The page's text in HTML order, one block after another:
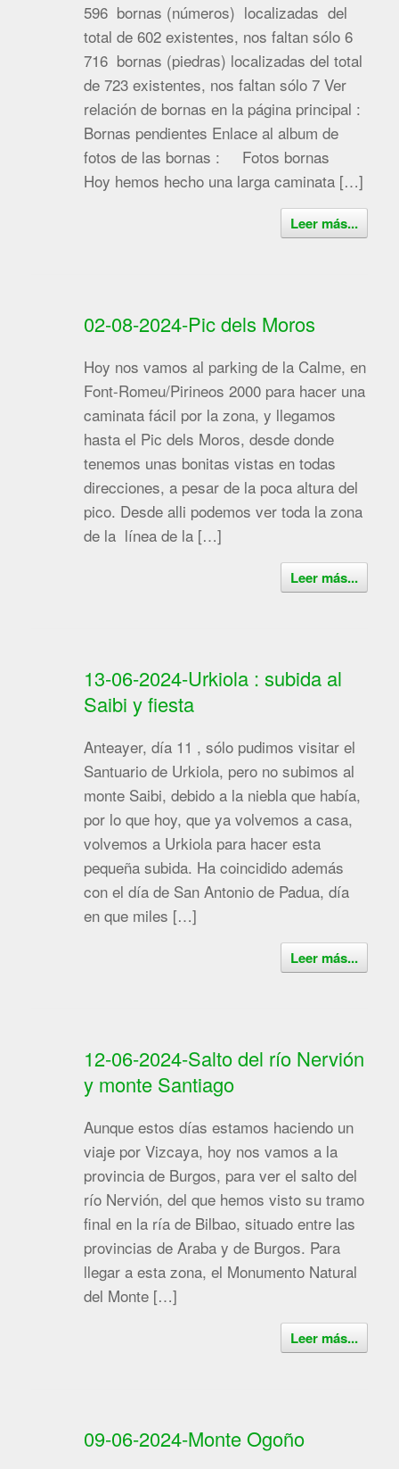
596 bornas (números) localizadas del
total de 602 existentes, nos faltan sólo 6
716 bornas (piedras) localizadas del total
de 723 existentes, nos faltan sólo 7 Ver
relación de bornas en la página principal :
Bornas pendientes Enlace al album de
fotos de las bornas : Fotos bornas
Hoy hemos hecho una larga caminata […]
Leer más...
02-08-2024-Pic dels Moros
Hoy nos vamos al parking de la Calme, en
Font-Romeu/Pirineos 2000 para hacer una
caminata fácil por la zona, y llegamos
hasta el Pic dels Moros, desde donde
tenemos unas bonitas vistas en todas
direcciones, a pesar de la poca altura del
pico. Desde alli podemos ver toda la zona
de la línea de la […]
Leer más...
13-06-2024-Urkiola : subida al
Saibi y fiesta
Anteayer, día 11 , sólo pudimos visitar el
Santuario de Urkiola, pero no subimos al
monte Saibi, debido a la niebla que había,
por lo que hoy, que ya volvemos a casa,
volvemos a Urkiola para hacer esta
pequeña subida. Ha coincidido además
con el día de San Antonio de Padua, día
en que miles […]
Leer más...
12-06-2024-Salto del río Nervión
y monte Santiago
Aunque estos días estamos haciendo un
viaje por Vizcaya, hoy nos vamos a la
provincia de Burgos, para ver el salto del
río Nervión, del que hemos visto su tramo
final en la ría de Bilbao, situado entre las
provincias de Araba y de Burgos. Para
llegar a esta zona, el Monumento Natural
del Monte […]
Leer más...
09-06-2024-Monte Ogoño